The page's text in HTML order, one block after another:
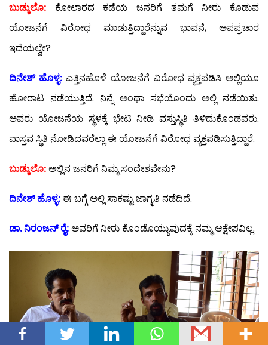
ಬುಡ್ಕುಲೊ:
ಕೋಲಾರದ ಕಡೆಯ ಜನರಿಗೆ ತಮಗೆ ನೀರು ಕೊಡುವ
ಯೋಜನೆಗೆ ವಿರೋಧ ಮಾಡುತ್ತಿದ್ದಾರೆನ್ನುವ ಭಾವನೆ, ಅಪಪ್ರಚಾರ
ಇದೆಯಲ್ವೇ?
ದಿನೇಶ್ ಹೊಳ್ಳ: ಎತ್ತಿನಹೊಳೆ ಯೋಜನೆಗೆ ವಿರೋಧ ವ್ಯಕ್ತಪಡಿಸಿ ಅಲ್ಲಿಯೂ
ಹೋರಾಟ ನಡೆಯುತ್ತಿದೆ. ನಿನ್ನೆ ಅಂಥಾ ಸಭೆಯೊಂದು ಅಲ್ಲಿ ನಡೆಯಿತು.
ಅವರು ಯೋಜನೆಯ ಸ್ಥಳಕ್ಕೆ ಭೇಟಿ ನೀಡಿ ವಸ್ತುಸ್ಥಿತಿ ತಿಳಿದುಕೊಂಡವರು.
ವಾಸ್ತವ ಸ್ಥಿತಿ ನೋಡಿದವರೆಲ್ಲಾ ಈ ಯೋಜನೆಗೆ ವಿರೋಧ ವ್ಯಕ್ತಪಡಿಸುತ್ತಿದ್ದಾರೆ.
ಬುಡ್ಕುಲೊ:ಅಲ್ಲಿನ ಜನರಿಗೆ ನಿಮ್ಮ ಸಂದೇಶವೇನು?
ದಿನೇಶ್ ಹೊಳ್ಳ:ಈ ಬಗ್ಗೆ ಅಲ್ಲಿ ಸಾಕಷ್ಟು ಜಾಗೃತಿ ನಡೆದಿದೆ.
ಡಾ. ನಿರಂಜನ್ ರೈ:ಅವರಿಗೆ ನೀರು ಕೊಂಡೊಯ್ಯುವುದಕ್ಕೆ ನಮ್ಮ ಆಕ್ಷೇಪವಿಲ್ಲ.